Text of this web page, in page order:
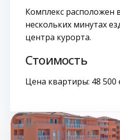
Комплекс расположен
нескольких минутах
центра курорта.
Стоимость
Цена квартиры: 48 500